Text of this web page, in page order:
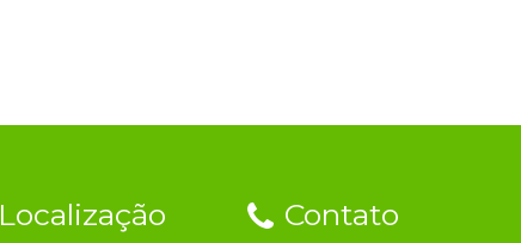
Localização Contato